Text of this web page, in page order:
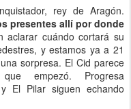
rey de Aragón.
presentes allí por donde
aclarar cuándo cortará su
y estamos ya a 21
sorpresa. El Cid parece
empezó. Progresa
El Pilar siguen echando